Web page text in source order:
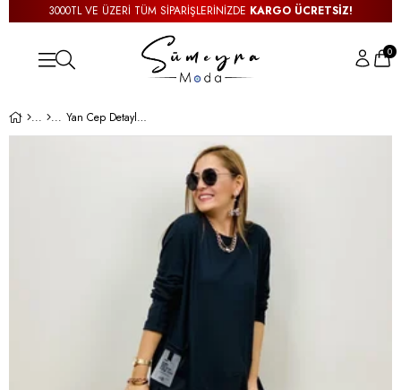
3000TL VE ÜZERİ TÜM SİPARİŞLERİNİZDE KARGO ÜCRETSİZ!
0
Yan Cep Detaylı Salaş İthal Elbise